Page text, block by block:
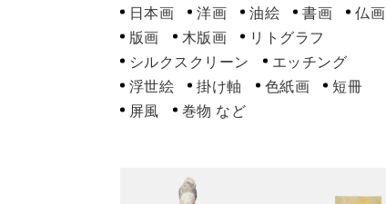
日本画 洋画 油絵 書画
仏画
版画
木版画
リトグラフ
シルクスクリーン
エッチング
浮世絵
掛け軸 色紙画
短冊
屏風
巻物